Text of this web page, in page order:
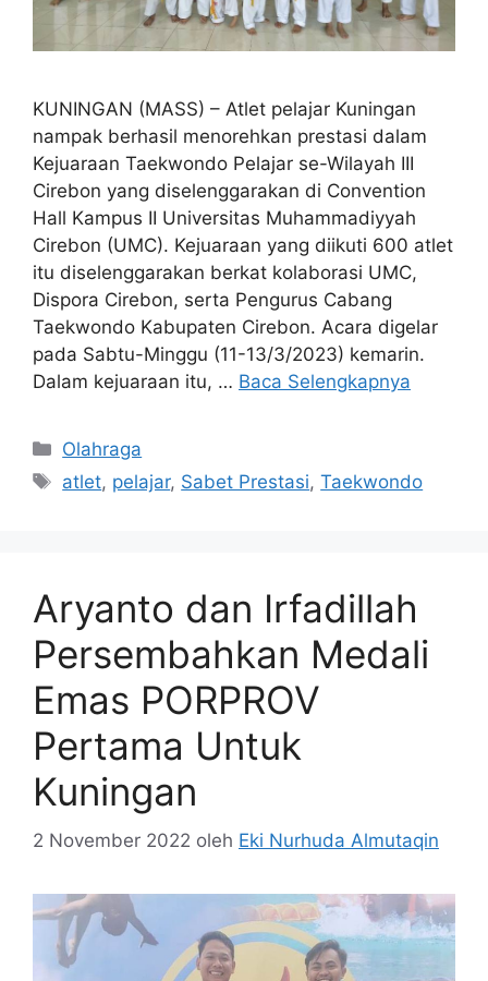
KUNINGAN (MASS) – Atlet pelajar Kuningan
nampak berhasil menorehkan prestasi dalam
Kejuaraan Taekwondo Pelajar se-Wilayah III
Cirebon yang diselenggarakan di Convention
Hall Kampus II Universitas Muhammadiyyah
Cirebon (UMC). Kejuaraan yang diikuti 600 atlet
itu diselenggarakan berkat kolaborasi UMC,
Dispora Cirebon, serta Pengurus Cabang
Taekwondo Kabupaten Cirebon. Acara digelar
pada Sabtu-Minggu (11-13/3/2023) kemarin.
Dalam kejuaraan itu, … Baca Selengkapnya
Kategori
Olahraga
Tag
atlet, pelajar, Sabet Prestasi,Taekwondo
Aryanto dan Irfadillah
Persembahkan Medali
Emas PORPROV
Pertama Untuk
Kuningan
2 November 2022 oleh Eki Nurhuda Almutaqin